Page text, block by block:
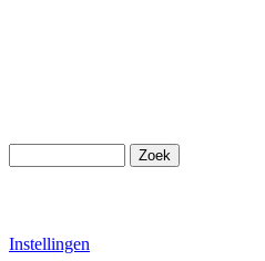
Instellingen